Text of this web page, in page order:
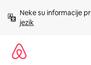
sadržaj
Neke su informacije
jezik